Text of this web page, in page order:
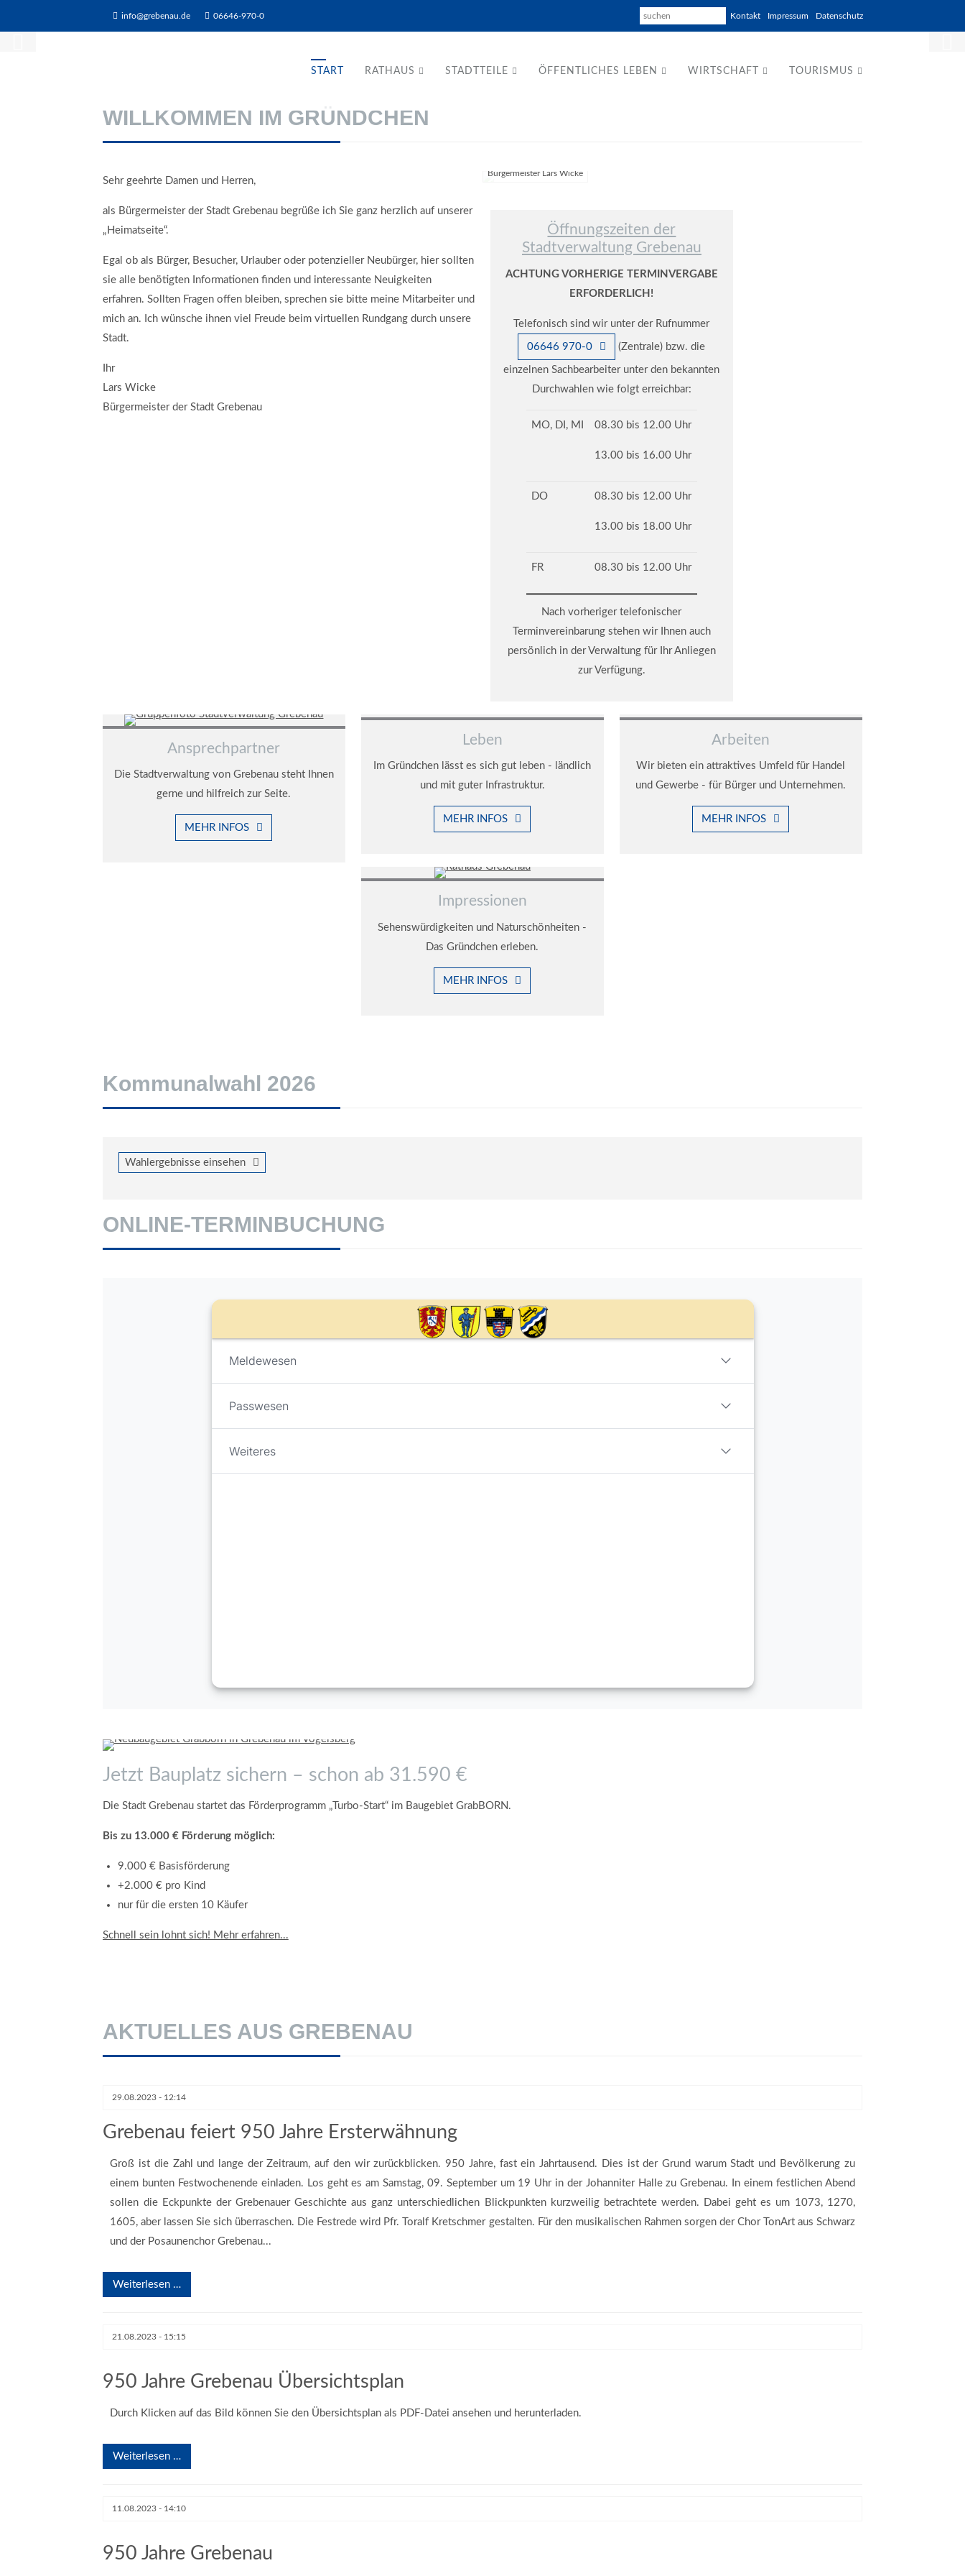
info@grebenau.de 06646-970-0 Kontakt Impressum Datenschutz
START RATHAUS STADTTEILE ÖFFENTLICHES LEBEN WIRTSCHAFT TOURISMUS
WILLKOMMEN IM GRÜNDCHEN
Sehr geehrte Damen und Herren,
als Bürgermeister der Stadt Grebenau begrüße ich Sie ganz herzlich auf unserer
„Heimatseite“.
Egal ob als Bürger, Besucher, Urlauber oder potenzieller Neubürger, hier sollten
sie alle benötigten Informationen finden und interessante Neuigkeiten
erfahren. Sollten Fragen offen bleiben, sprechen sie bitte meine Mitarbeiter und
mich an. Ich wünsche ihnen viel Freude beim virtuellen Rundgang durch unsere
Stadt.
Ihr
Lars Wicke
Bürgermeister der Stadt Grebenau
Bürgermeister Lars Wicke
Öffnungszeiten der
Stadtverwaltung Grebenau
ACHTUNG VORHERIGE TERMINVERGABE
ERFORDERLICH!
Telefonisch sind wir unter der Rufnummer
06646 970-0 (Zentrale) bzw. die
einzelnen Sachbearbeiter unter den bekannten
Durchwahlen wie folgt erreichbar:
MO, DI, MI 08.30 bis 12.00 Uhr
13.00 bis 16.00 Uhr
DO 08.30 bis 12.00 Uhr
13.00 bis 18.00 Uhr
FR 08.30 bis 12.00 Uhr
Nach vorheriger telefonischer
Terminvereinbarung stehen wir Ihnen auch
persönlich in der Verwaltung für Ihr Anliegen
zur Verfügung.
Ansprechpartner
Die Stadtverwaltung von Grebenau steht Ihnen
gerne und hilfreich zur Seite.
MEHR INFOS
Leben
Im Gründchen lässt es sich gut leben - ländlich
und mit guter Infrastruktur.
MEHR INFOS
Arbeiten
Wir bieten ein attraktives Umfeld für Handel
und Gewerbe - für Bürger und Unternehmen.
MEHR INFOS
Impressionen
Sehenswürdigkeiten und Naturschönheiten -
Das Gründchen erleben.
MEHR INFOS
Kommunalwahl 2026
Wahlergebnisse einsehen
ONLINE-TERMINBUCHUNG
Jetzt Bauplatz sichern – schon ab 31.590 €
Die Stadt Grebenau startet das Förderprogramm „Turbo-Start“ im Baugebiet GrabBORN.
Bis zu 13.000 € Förderung möglich:
9.000 € Basisförderung
+2.000 € pro Kind
nur für die ersten 10 Käufer
Schnell sein lohnt sich! Mehr erfahren...
AKTUELLES AUS GREBENAU
29.08.2023 - 12:14
Grebenau feiert 950 Jahre Ersterwähnung
Groß ist die Zahl und lange der Zeitraum, auf den wir zurückblicken. 950 Jahre, fast ein Jahrtausend. Dies ist der Grund warum Stadt und Bevölkerung zu
einem bunten Festwochenende einladen. Los geht es am Samstag, 09. September um 19 Uhr in der Johanniter Halle zu Grebenau. In einem festlichen Abend
sollen die Eckpunkte der Grebenauer Geschichte aus ganz unterschiedlichen Blickpunkten kurzweilig betrachtete werden. Dabei geht es um 1073, 1270,
1605, aber lassen Sie sich überraschen. Die Festrede wird Pfr. Toralf Kretschmer gestalten. Für den musikalischen Rahmen sorgen der Chor TonArt aus Schwarz
und der Posaunenchor Grebenau...
Weiterlesen …
21.08.2023 - 15:15
950 Jahre Grebenau Übersichtsplan
Durch Klicken auf das Bild können Sie den Übersichtsplan als PDF-Datei ansehen und herunterladen.
Weiterlesen …
11.08.2023 - 14:10
950 Jahre Grebenau